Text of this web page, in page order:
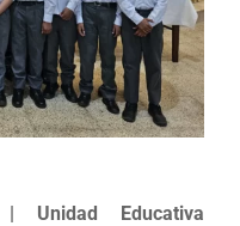
| Unidad Educativa